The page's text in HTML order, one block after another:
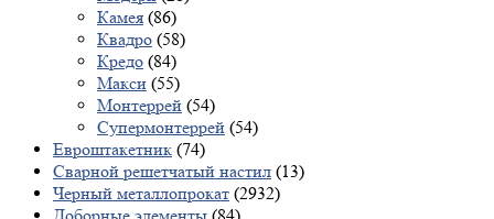
Камея (86)
Квадро (58)
Кредо (84)
Макси (55)
Монтеррей (54)
Супермонтеррей (54)
Евроштакетник (74)
Сварной решетчатый настил (13)
Черный металлопрокат (2932)